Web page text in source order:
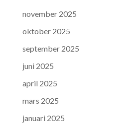
november 2025
oktober 2025
september 2025
juni 2025
april 2025
mars 2025
januari 2025